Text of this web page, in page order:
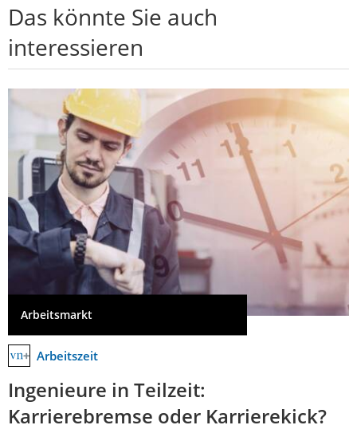
Das könnte Sie auch
interessieren
Arbeitsmarkt
Arbeitszeit
Ingenieure in Teilzeit:
Karrierebremse oder Karrierekick?